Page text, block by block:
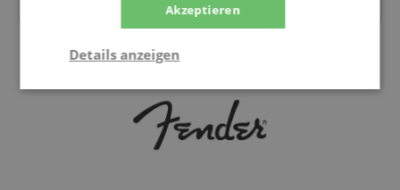
Akzeptieren
Details anzeigen
Notwendig Statistik Marketing